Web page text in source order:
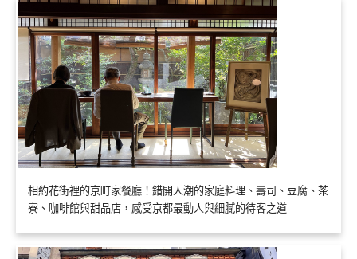
相約花街裡的京町家餐廳！錯開人潮的家庭料理、壽司、豆腐、茶
寮、咖啡館與甜品店，感受京都最動人與細膩的待客之道